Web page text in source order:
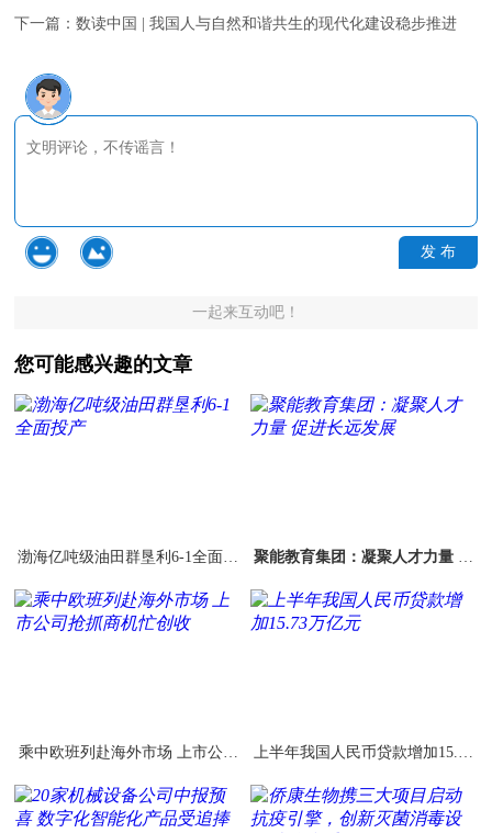
下一篇：数读中国 | 我国人与自然和谐共生的现代化建设稳步推进
发 布
一起来互动吧！
您可能感兴趣的文章
渤海亿吨级油田群垦利6-1全面投
聚能教育集团：凝聚人才力量 促
乘中欧班列赴海外市场 上市公司
上半年我国人民币贷款增加15.73